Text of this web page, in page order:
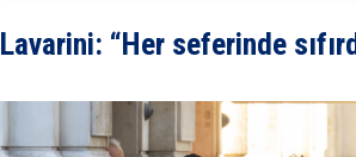
Lavarini: “Her seferinde